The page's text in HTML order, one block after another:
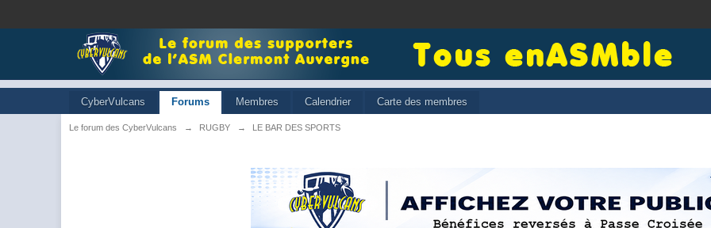
CyberVulcans Forums Membres Calendrier Carte des membres
Le forum des CyberVulcans → RUGBY → LE BAR DES SPORTS